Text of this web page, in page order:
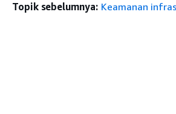
Topik sebelumnya: Keamanan